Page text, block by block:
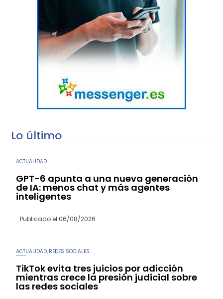
Lo último
ACTUALIDAD
GPT-6 apunta a una nueva generación
de IA: menos chat y más agentes
inteligentes
Publicado el 06/08/2026
ACTUALIDAD REDES SOCIALES
TikTok evita tres juicios por adicción
mientras crece la presión judicial sobre
las redes sociales